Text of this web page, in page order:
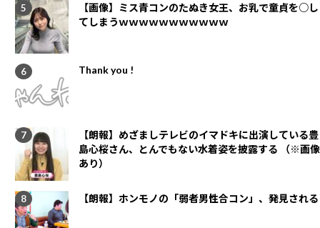
【画像】ミス青コンのたぬき女王、お乳で童貞を○し
てしまうｗｗｗｗｗｗｗｗｗｗｗ
Thank you !
【朗報】めざましテレビのイマドキに出演している豊
島心桜さん、とんでもない水着姿を披露する （※画像
あり）
【朗報】ホンモノの「弱者男性合コン」、発見される